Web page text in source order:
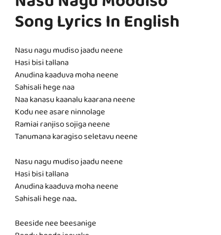
Song Lyrics In English
Nasu nagu mudiso jaadu neene
Hasi bisi tallana
Anudina kaaduva moha neene
Sahisali hege naa
Naa kanasu kaanalu kaarana neene
Kodu nee asare ninnolage
Ramiai ranjiso sojiga neene
Tanumana karagiso seletavu neene
Nasu nagu mudiso jaadu neene
Hasi bisi tallana
Anudina kaaduva moha neene
Sahisali hege naa..
Beeside nee beesanige